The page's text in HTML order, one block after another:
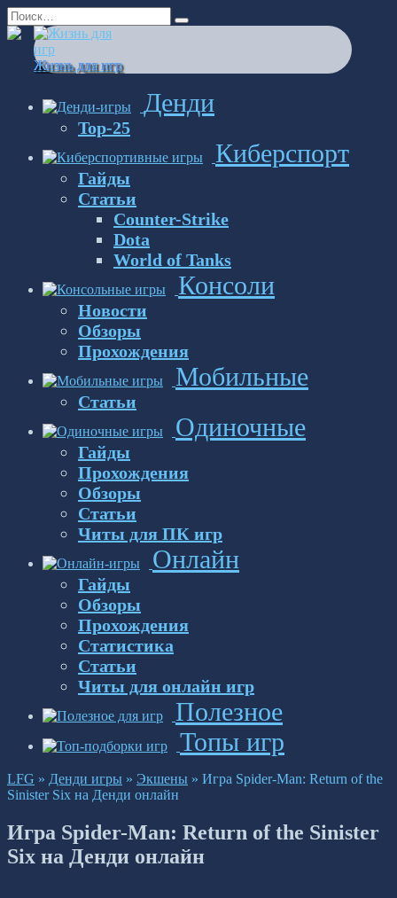
Перейти
к
содержанию
Search
for:
Жизнь для игр
Денди
Top-25
Киберспорт
Гайды
Статьи
Counter-Strike
Dota
World of Tanks
Консоли
Новости
Обзоры
Прохождения
Мобильные
Статьи
Одиночные
Гайды
Прохождения
Обзоры
Статьи
Читы для ПК игр
Онлайн
Гайды
Обзоры
Прохождения
Статистика
Статьи
Читы для онлайн игр
Полезное
Топы игр
LFG » Денди игры » Экшены » Игра Spider-Man: Return of the
Sinister Six на Денди онлайн
Игра Spider-Man: Return of the Sinister
Six на Денди онлайн